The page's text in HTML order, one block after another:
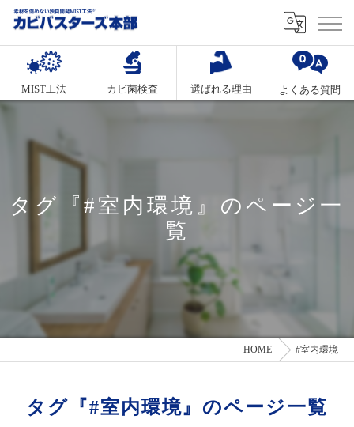
MIST工法 カビ菌検査 選ばれる理由 よくある質問
タグ『#室内環境』のページ一
覧
HOME #室内環境
タグ『#室内環境』のページ一覧